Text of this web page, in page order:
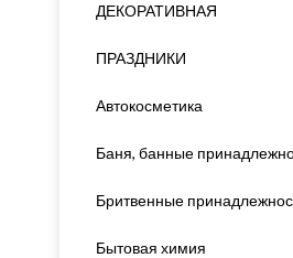
ДЕКОРАТИВНАЯ
ПРАЗДНИКИ
Автокосметика
Баня, банные
Бритвенные
Бытовая химия